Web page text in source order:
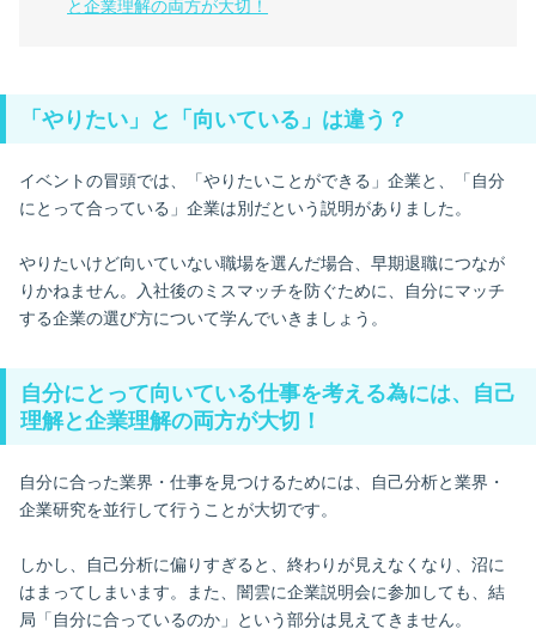
と企業理解の両方が大切！
「やりたい」と「向いている」は違う？
イベントの冒頭では、「やりたいことができる」企業と、「自分
にとって合っている」企業は別だという説明がありました。
やりたいけど向いていない職場を選んだ場合、早期退職につなが
りかねません。入社後のミスマッチを防ぐために、自分にマッチ
する企業の選び方について学んでいきましょう。
自分にとって向いている仕事を考える為には、自己
理解と企業理解の両方が大切！
自分に合った業界・仕事を見つけるためには、自己分析と業界・
企業研究を並行して行うことが大切です。
しかし、自己分析に偏りすぎると、終わりが見えなくなり、沼に
はまってしまいます。また、闇雲に企業説明会に参加しても、結
局「自分に合っているのか」という部分は見えてきません。